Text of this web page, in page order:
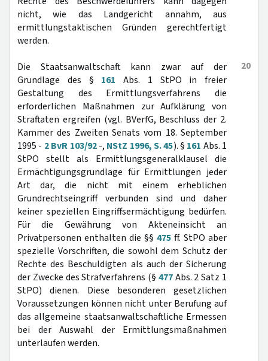
nicht, wie das Landgericht annahm, aus
ermittlungstaktischen Gründen gerechtfertigt
werden.
20
Die Staatsanwaltschaft kann zwar auf der
Grundlage des § 161 Abs. 1 StPO in freier
Gestaltung des Ermittlungsverfahrens die
erforderlichen Maßnahmen zur Aufklärung von
Straftaten ergreifen (vgl. BVerfG, Beschluss der 2.
Kammer des Zweiten Senats vom 18. September
1995 - 2 BvR 103/92-, NStZ 1996, S. 45). § 161 Abs. 1
StPO stellt als Ermittlungsgeneralklausel die
Ermächtigungsgrundlage für Ermittlungen jeder
Art dar, die nicht mit einem erheblichen
Grundrechtseingriff verbunden sind und daher
keiner speziellen Eingriffsermächtigung bedürfen.
Für die Gewährung von Akteneinsicht an
Privatpersonen enthalten die §§ 475 ff. StPO aber
spezielle Vorschriften, die sowohl dem Schutz der
Rechte des Beschuldigten als auch der Sicherung
der Zwecke des Strafverfahrens (§ 477Abs. 2 Satz 1
StPO) dienen. Diese besonderen gesetzlichen
Voraussetzungen können nicht unter Berufung auf
das allgemeine staatsanwaltschaftliche Ermessen
bei der Auswahl der Ermittlungsmaßnahmen
unterlaufen werden.